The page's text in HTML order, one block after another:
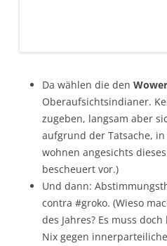
Da wählen die den
Oberaufsichtsindianer.
zugeben, langsam aber
aufgrund der Tatsache,
wohnen angesichts
bescheuert vor.)
Und dann:
contra #groko. (Wieso
des Jahres? Es muss
Nix gegen